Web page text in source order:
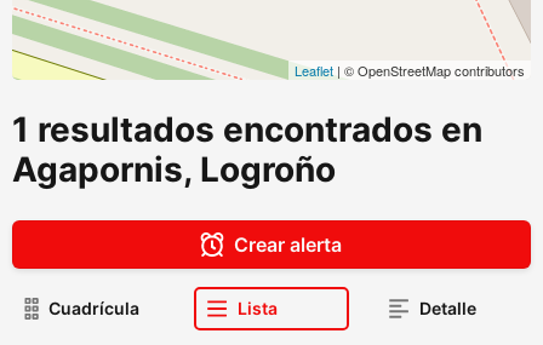
Leaflet | © OpenStreetMap contributors
1 resultados encontrados en
Agapornis, Logroño
Crear alerta
Cuadrícula Lista Detalle